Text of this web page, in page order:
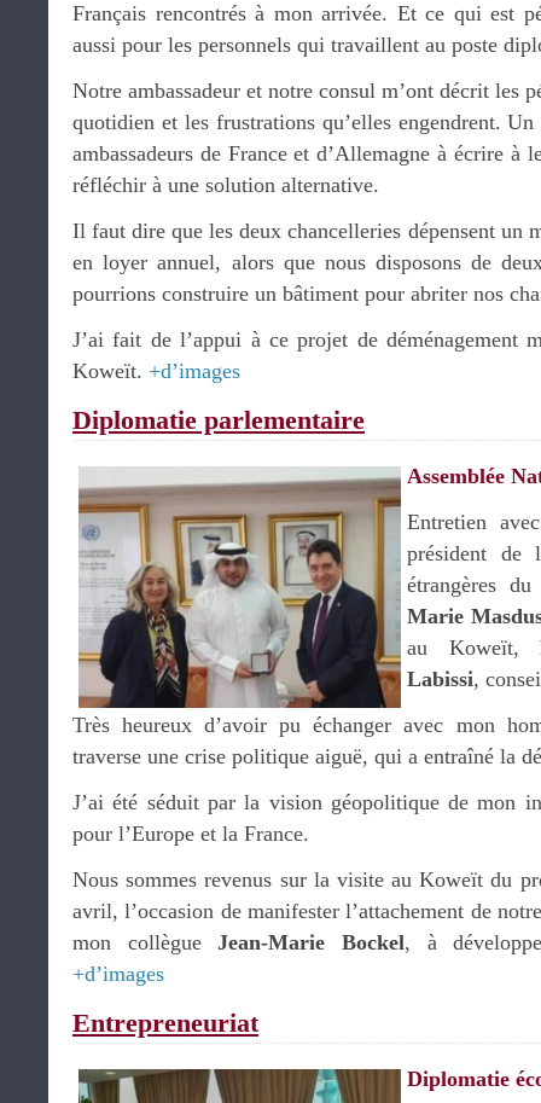
Français rencontrés à mon arrivée. Et ce qui est
aussi pour les personnels qui travaillent au poste
Notre ambassadeur et notre consul m’ont décrit les
quotidien et les frustrations qu’elles engendrent.
ambassadeurs de France et d’Allemagne à écrire à
réfléchir à une solution alternative.
Il faut dire que les deux chancelleries dépensent un
en loyer annuel, alors que nous disposons de
pourrions construire un bâtiment pour abriter nos
J’ai fait de l’appui à ce projet de déménagement
Koweït. +d’images
Diplomatie parlementaire
Assemblée
Entretien
président de
étrangères
Marie
au Koweït,
Labissi,
Très heureux d’avoir pu échanger avec mon
traverse une crise politique aiguë, qui a entraîné la
J’ai été séduit par la vision géopolitique de mon
pour l’Europe et la France.
Nous sommes revenus sur la visite au Koweït du
avril, l’occasion de manifester l’attachement de
mon collègueJean-Marie Bockel, à
+d’images
Entrepreneuriat
Diplomatie